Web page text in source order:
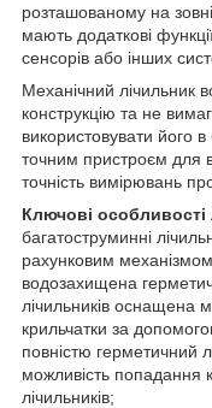
розташованому на
мають додаткові
сенсорів або інших
Механічний лічильник
конструкцію та не
використовувати його
точним пристроєм для
точність вимірювань
Ключові особливості
багатоструминні
рахунковим
водозахищена
лічильників оснащена
крильчатки за
повністю герметичний
можливість попадання
лічильників;